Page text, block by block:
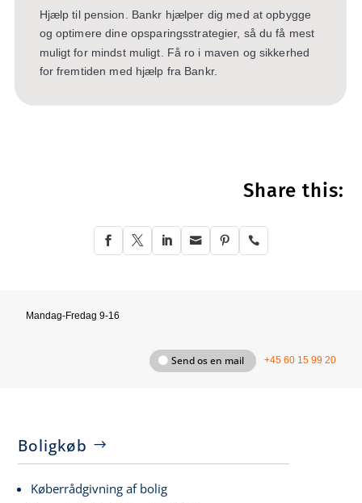
Hjælp til pension. Bankr hjælper dig med at opbygge
og optimere dine opsparingsstrategier, så du få mest
muligt for mindst muligt. Få ro i maven og sikkerhed
for fremtiden med hjælp fra Bankr.
Share this:
     
Mandag-Fredag 9-16
Send os en mail +45 60 15 99 20
Boligkøb
Køberrådgivning af bolig